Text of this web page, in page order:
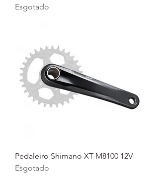
Esgotado
Pedaleiro Shimano XT M8100 12V
Esgotado